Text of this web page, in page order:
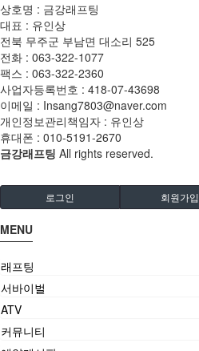
상호명 : 금강래프팅
대표 : 유인상
전북 무주군 부남면 대소리 525
전화 : 063-322-1077
팩스 : 063-322-2360
사업자등록번호 : 418-07-43698
이메일 : Insang7803@naver.com
개인정보관리책임자 : 유인상
휴대폰 : 010-5191-2670
금강래프팅 All rights reserved.
로그인 회원가입
MENU
래프팅
서바이벌
ATV
커뮤니티